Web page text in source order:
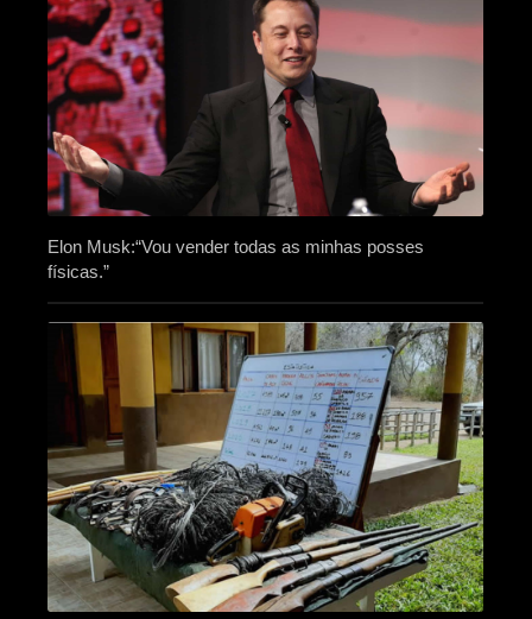
Elon Musk:“Vou vender todas as minhas posses
físicas.”